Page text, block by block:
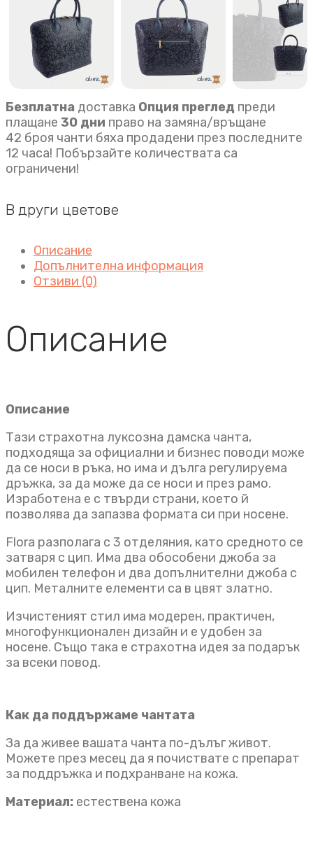
Безплатна доставка Опция преглед преди
плащане 30 дни право на замяна/връщане
42 броя чанти бяха продадени през последните
12 часа! Побързайте количествата са
ограничени!
В други цветове
Описание
Допълнителна информация
Отзиви (0)
Описание
Описание
Тази страхотна луксозна дамска чанта,
подходяща за официални и бизнес поводи може
да се носи в ръка, но има и дълга регулируема
дръжка, за да може да се носи и през рамо.
Изработена е с твърди страни, което й
позволява да запазва формата си при носене.
Flora разполага с 3 отделяния, като средното се
затваря с цип. Има два обособени джоба за
мобилен телефон и два допълнителни джоба с
цип. Металните елементи са в цвят златно.
Изчистеният стил има модерен, практичен,
многофункционален дизайн и е удобен за
носене. Също така е страхотна идея за подарък
за всеки повод.
Как да поддържаме чантата
За да живее вашата чанта по-дълъг живот.
Можете през месец да я почиствате с препарат
за поддръжка и подхранване на кожа.
Материал: естествена кожа